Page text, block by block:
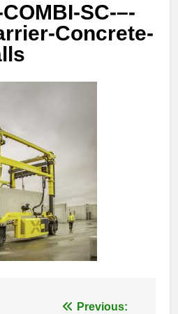
SC-–-
Concrete-
Previous: